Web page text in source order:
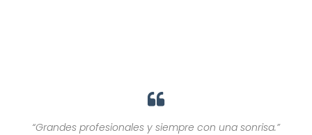
“Grandes profesionales y siempre con una sonrisa.”